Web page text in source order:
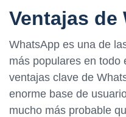
Ventajas de
WhatsApp es una de
más populares en todo
ventajas clave de
enorme base de
mucho más probable